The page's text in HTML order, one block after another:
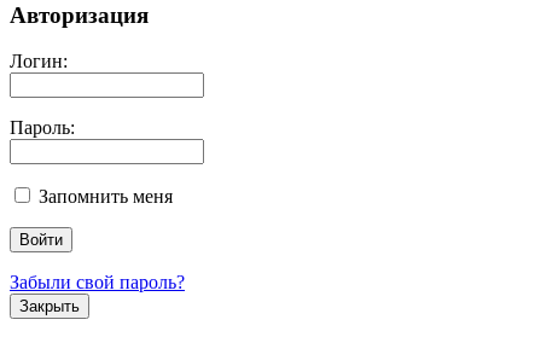
Авторизация
Логин:
Пароль:
Запомнить меня
Забыли свой пароль?
Закрыть